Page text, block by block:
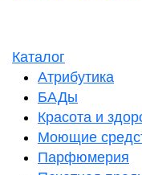
Каталог
Атрибутика
БАДы
Красота и
Моющие
Парфюмерия